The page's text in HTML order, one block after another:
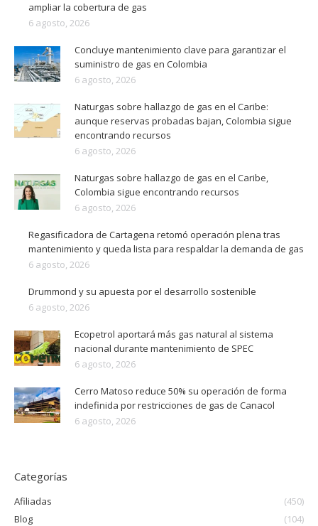
ampliar la cobertura de gas
6 agosto, 2026
Concluye mantenimiento clave para garantizar el
suministro de gas en Colombia
6 agosto, 2026
Naturgas sobre hallazgo de gas en el Caribe:
aunque reservas probadas bajan, Colombia sigue
encontrando recursos
6 agosto, 2026
Naturgas sobre hallazgo de gas en el Caribe,
Colombia sigue encontrando recursos
6 agosto, 2026
Regasificadora de Cartagena retomó operación plena tras
mantenimiento y queda lista para respaldar la demanda de gas
6 agosto, 2026
Drummond y su apuesta por el desarrollo sostenible
6 agosto, 2026
Ecopetrol aportará más gas natural al sistema
nacional durante mantenimiento de SPEC
6 agosto, 2026
Cerro Matoso reduce 50% su operación de forma
indefinida por restricciones de gas de Canacol
6 agosto, 2026
Categorías
Afiliadas
(450)
Blog
(104)